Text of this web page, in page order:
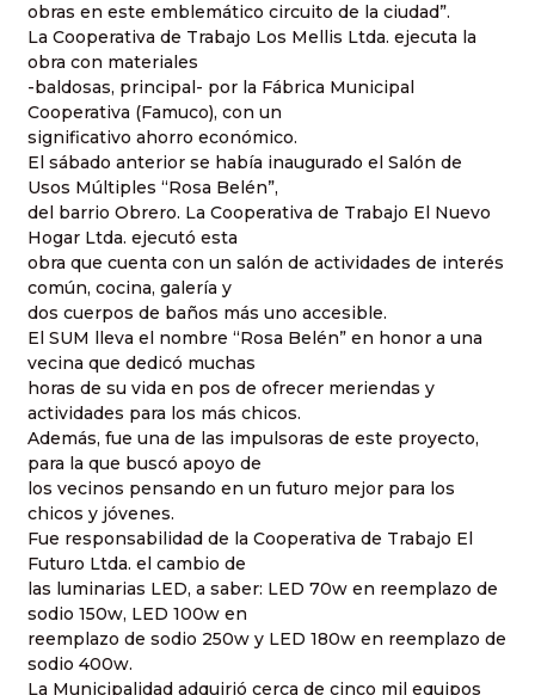
obras en este emblemático circuito de la ciudad”.
La Cooperativa de Trabajo Los Mellis Ltda. ejecuta la
obra con materiales
-baldosas, principal- por la Fábrica Municipal
Cooperativa (Famuco), con un
significativo ahorro económico.
El sábado anterior se había inaugurado el Salón de
Usos Múltiples “Rosa Belén”,
del barrio Obrero. La Cooperativa de Trabajo El Nuevo
Hogar Ltda. ejecutó esta
obra que cuenta con un salón de actividades de interés
común, cocina, galería y
dos cuerpos de baños más uno accesible.
El SUM lleva el nombre “Rosa Belén” en honor a una
vecina que dedicó muchas
horas de su vida en pos de ofrecer meriendas y
actividades para los más chicos.
Además, fue una de las impulsoras de este proyecto,
para la que buscó apoyo de
los vecinos pensando en un futuro mejor para los
chicos y jóvenes.
Fue responsabilidad de la Cooperativa de Trabajo El
Futuro Ltda. el cambio de
las luminarias LED, a saber: LED 70w en reemplazo de
sodio 150w, LED 100w en
reemplazo de sodio 250w y LED 180w en reemplazo de
sodio 400w.
La Municipalidad adquirió cerca de cinco mil equipos